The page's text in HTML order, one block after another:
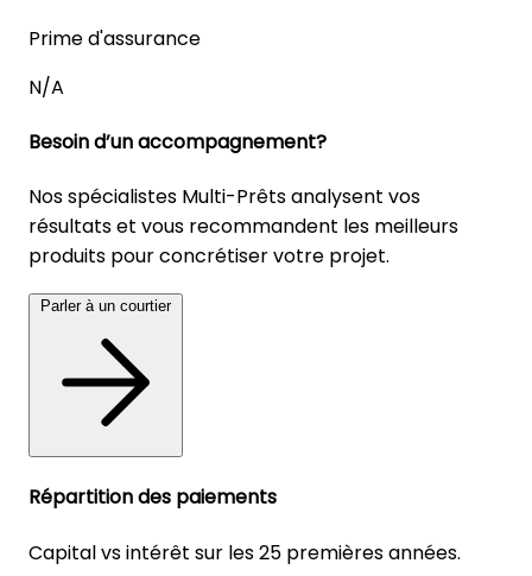
Prime d'assurance
N/A
Besoin d’un accompagnement?
Nos spécialistes Multi-Prêts analysent vos
résultats et vous recommandent les meilleurs
produits pour concrétiser votre projet.
Parler à un courtier
Répartition des paiements
Capital vs intérêt sur les 25 premières années.